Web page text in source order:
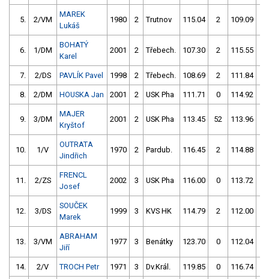
5. 2/VM
MAREK
Lukáš
1980 2 Trutnov 115.04 2 109.09
6. 1/DM
BOHATÝ
Karel
2001 2 Třebech. 107.30 2 115.55
7. 2/DS PAVLÍK Pavel 1998 2 Třebech. 108.69 2 111.84
8. 2/DM HOUSKA Jan 2001 2 USK Pha 111.71 0 114.92
9. 3/DM
MAJER
Kryštof
2001 2 USK Pha 113.45 52 113.96
10. 1/V
OUTRATA
Jindřich
1970 2 Pardub. 116.45 2 114.88
11. 2/ZS
FRENCL
Josef
2002 3 USK Pha 116.00 0 113.72
12. 3/DS
SOUČEK
Marek
1999 3 KVS HK 114.79 2 112.00
13. 3/VM
ABRAHAM
Jiří
1977 3 Benátky 123.70 0 112.04
14. 2/V TROCH Petr 1971 3 Dv.Král. 119.85 0 116.74